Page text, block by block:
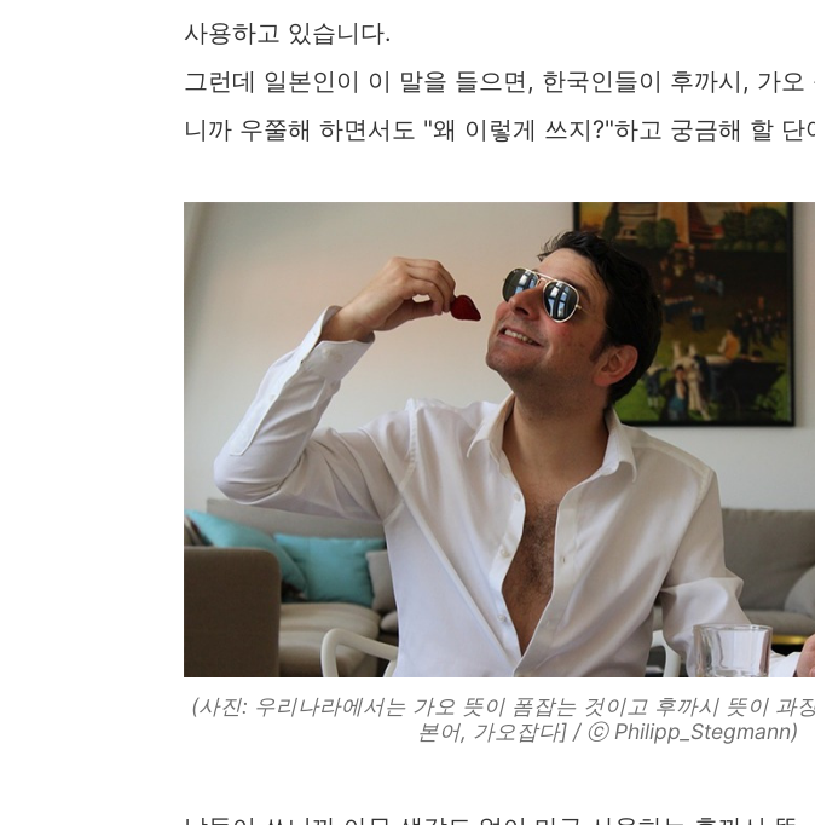
사용하고 있습니다.
그런데 일본인이 이 말을 들으면, 한국인들이 후까시, 가
니까 우쭐해 하면서도 "왜 이렇게 쓰지?"하고 궁금해 할 단
(사진: 우리나라에서는 가오 뜻이 폼잡는 것이고 후까시 뜻이 과
본어, 가오잡다] / ⓒ Philipp_Stegmann)